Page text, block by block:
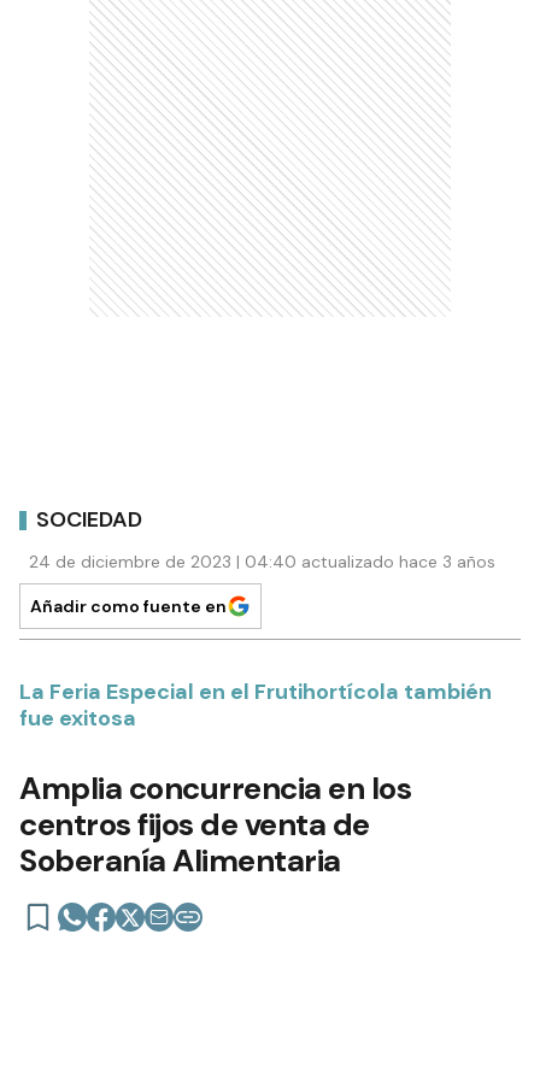
SOCIEDAD
24 de diciembre de 2023 | 04:40 actualizado hace 3 años
Añadir como fuente en
La Feria Especial en el Frutihortícola también
fue exitosa
Amplia concurrencia en los
centros fijos de venta de
Soberanía Alimentaria